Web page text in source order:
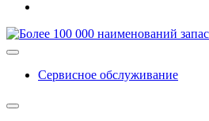
Сервисное обслуживание